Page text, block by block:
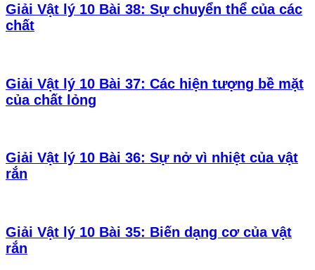
Giải Vật lý 10 Bài 38: Sự chuyển thể của các
chất
Giải Vật lý 10 Bài 37: Các hiện tượng bề mặt
của chất lỏng
Giải Vật lý 10 Bài 36: Sự nở vì nhiệt của vật
rắn
Giải Vật lý 10 Bài 35: Biến dạng cơ của vật
rắn